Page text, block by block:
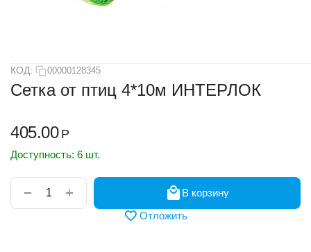
КОД: 00000128345
Сетка от птиц 4*10м ИНТЕРЛОК
405.00 Р
Доступность: 6 шт.
+
−
В корзину
Отложить